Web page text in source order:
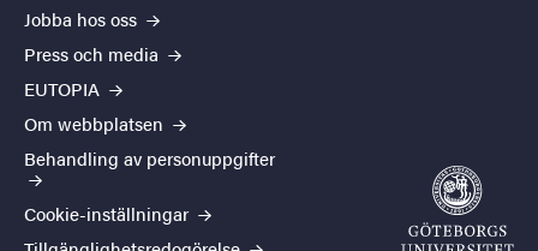
Jobba hos oss
Press och media
EUTOPIA
Om webbplatsen
Behandling av personuppgifter
Cookie-inställningar